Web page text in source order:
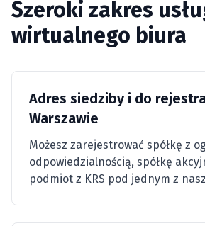
Szeroki zakres
wirtualnego biura
Adres siedziby i do
Warszawie
Możesz zarejestrować spółkę z
odpowiedzialnością, spółkę
podmiot z KRS pod jednym z